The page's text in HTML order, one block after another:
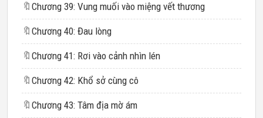
🔖 Chương 39: Vung muối vào miệng vết thương
🔖 Chương 40: Đau lòng
🔖 Chương 41: Rơi vào cảnh nhìn lén
🔖 Chương 42: Khổ sở cùng cô
🔖 Chương 43: Tâm địa mờ ám